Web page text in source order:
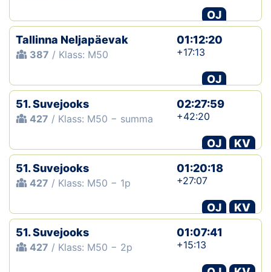
Klubid
Suletud maastikud
Ajalugu
OTSI
OJ
Tallinna Neljapäevak
387 / Klass: M50
01:12:20
+17:13
OJ
51. Suvejooks
427 / Klass: M50 − summa
02:27:59
+42:20
OJ
KV
51. Suvejooks
427 / Klass: M50 − 1p
01:20:18
+27:07
OJ
KV
51. Suvejooks
427 / Klass: M50 − 2p
01:07:41
+15:13